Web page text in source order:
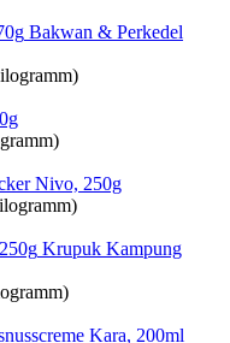
Bakwan & Perkedel
Nivo, 250g
Krupuk Kampung
Kara, 200ml